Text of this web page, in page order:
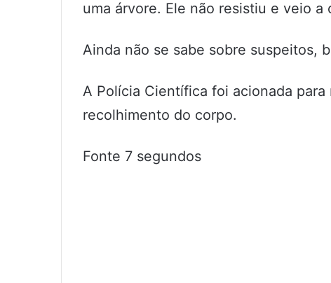
uma árvore. Ele não resistiu e veio a
Ainda não se sabe sobre suspeitos,
A Polícia Científica foi acionada
recolhimento do corpo.
Fonte 7 segundos